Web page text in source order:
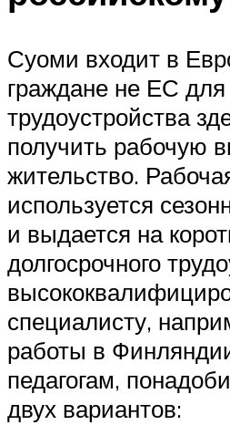
Суоми входит в
граждане не ЕС
трудоустройства
получить рабочую
жительство.
используется
и выдается на
долгосрочного
специалисту,
работы в
педагогам,
двух вариантов: